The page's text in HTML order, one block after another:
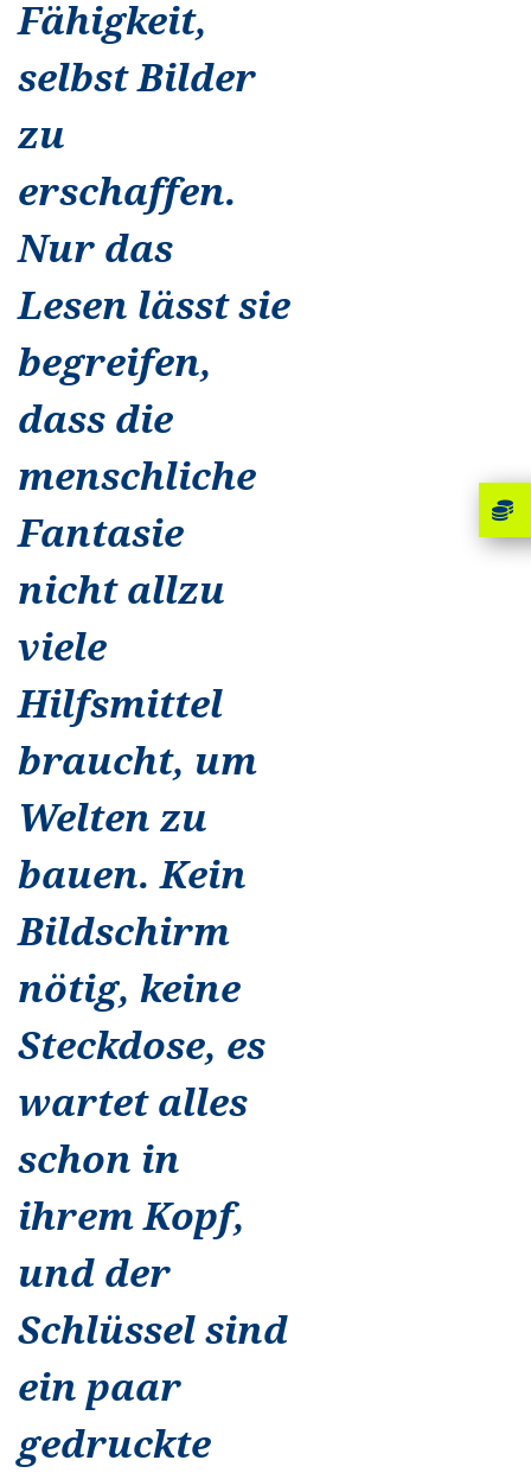
Fähigkeit,
selbst Bilder
zu
erschaffen.
Nur das
Lesen lässt sie
begreifen,
dass die
menschliche
Fantasie
nicht allzu
viele
Hilfsmittel
braucht, um
Welten zu
bauen. Kein
Bildschirm
nötig, keine
Steckdose, es
wartet alles
schon in
ihrem Kopf,
und der
Schlüssel sind
ein paar
gedruckte